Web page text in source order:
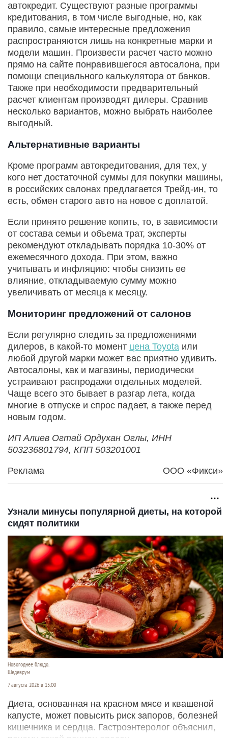
автокредит. Существуют разные программы
кредитования, в том числе выгодные, но, как
правило, самые интересные предложения
распространяются лишь на конкретные марки и
модели машин. Произвести расчет часто можно
прямо на сайте понравившегося автосалона, при
помощи специального калькулятора от банков.
Также при необходимости предварительный
расчет клиентам производят дилеры. Сравнив
несколько вариантов, можно выбрать наиболее
выгодный.
Альтернативные варианты
Кроме программ автокредитования, для тех, у
кого нет достаточной суммы для покупки машины,
в российских салонах предлагается Трейд-ин, то
есть, обмен старого авто на новое с доплатой.
Если принято решение копить, то, в зависимости
от состава семьи и объема трат, эксперты
рекомендуют откладывать порядка 10-30% от
ежемесячного дохода. При этом, важно
учитывать и инфляцию: чтобы снизить ее
влияние, откладываемую сумму можно
увеличивать от месяца к месяцу.
Мониторинг предложений от салонов
Если регулярно следить за предложениями
дилеров, в какой-то момент цена Toyota или
любой другой марки может вас приятно удивить.
Автосалоны, как и магазины, периодически
устраивают распродажи отдельных моделей.
Чаще всего это бывает в разгар лета, когда
многие в отпуске и спрос падает, а также перед
новым годом.
ИП Алиев Огтай Ордухан Оглы, ИНН
503236801794, КПП 503201001
Реклама ООО «Фикси»
Узнали минусы популярной диеты, на которой
сидят политики
Новогоднее блюдо.
Шедеврум
7 августа 2026 в 15:00
Диета, основанная на красном мясе и квашеной
капусте, может повысить риск запоров, болезней
кишечника и сердца. Гастроэнтеролог объяснил,